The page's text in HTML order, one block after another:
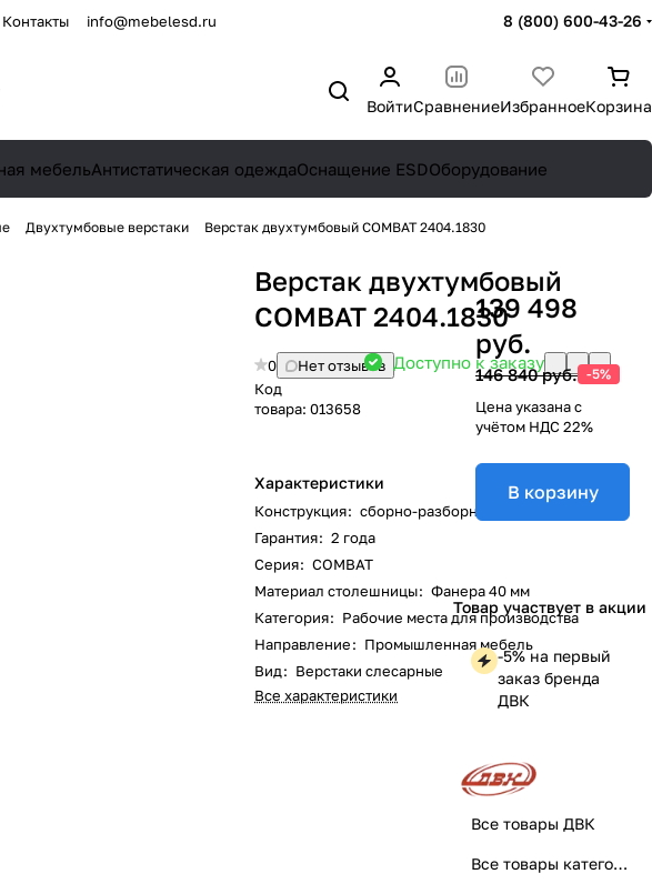
Контакты info@mebelesd.ru 8 (800) 600-43-26
ВойтиСравнениеИзбранноеКорзина
мебельАнтистатическая одеждаОснащение ESDОборудование
Двухтумбовые верстаки Верстак двухтумбовый COMBAT 2404.1830
Верстак двухтумбовый
COMBAT 2404.1830
0
Нет отзывов
Код
товара: 013658
Доступно к заказу
Характеристики
Конструкция: сборно-разборная
Гарантия: 2 года
Серия: COMBAT
Материал столешницы: Фанера 40 мм
Категория: Рабочие места для производства
Направление: Промышленная мебель
Вид: Верстаки слесарные
Все характеристики
139 498
руб.
146 840 руб. -5%
Цена указана с
учётом НДС 22%
В корзину
Товар участвует в акции
-5% на первый
заказ бренда
ДВК
Все товары ДВК
Все товары категории